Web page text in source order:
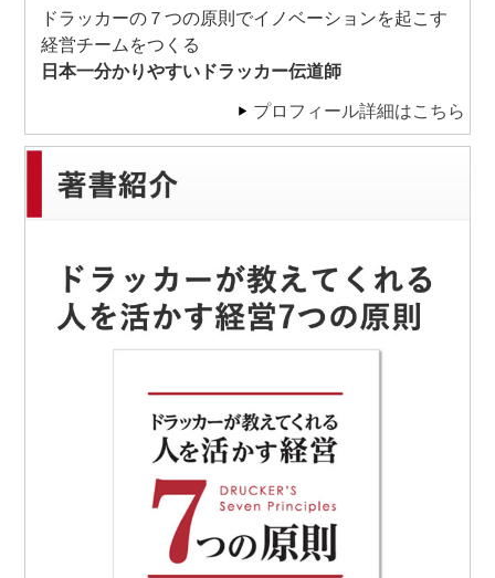
ドラッカーの７つの原則でイノベーションを起こす
経営チームをつくる
日本一分かりやすいドラッカー伝道師
プロフィール詳細はこちら